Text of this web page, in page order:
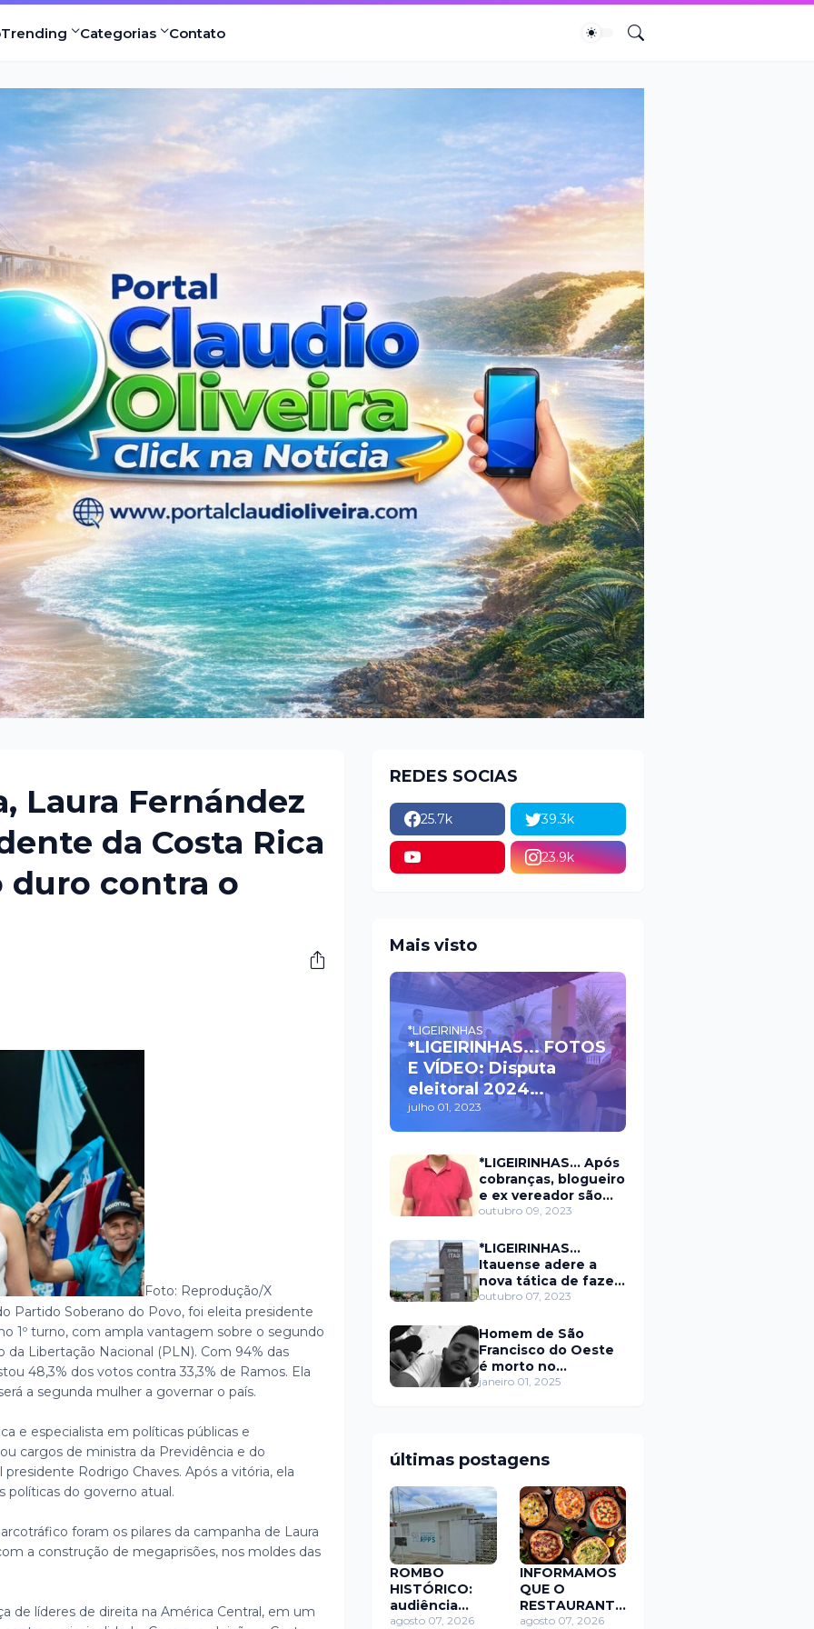
Trending Categorias Contato
Laura Fernández
da Costa Rica
duro contra o
Foto: Reprodução/X
Partido Soberano do Povo, foi eleita presidente
1º turno, com ampla vantagem sobre o segundo
da Libertação Nacional (PLN). Com 94% das
48,3% dos votos contra 33,3% de Ramos. Ela
a segunda mulher a governar o país.
e especialista em políticas públicas e
cargos de ministra da Previdência e do
Rodrigo Chaves. Após a vitória, ela
políticas do governo atual.
foram os pilares da campanha de Laura
a construção de megaprisões, nos moldes das
de líderes de direita na América Central, em um
REDES SOCIAS
25.7k 39.3k
23.9k
Mais visto
*LIGEIRINHAS
*LIGEIRINHAS... FOTOS
E VÍDEO: Disputa
eleitoral 2024
movimenta políticos
da oposição em Itaú na
escolha do candidato
a prefeito
julho 01, 2023
*LIGEIRINHAS... Após
cobranças, blogueiro
e ex vereador são
xingados pelo
prefeitura de Itaú
outubro 09, 2023
*LIGEIRINHAS...
Itauense adere a
nova tática de fazer
exame através de
outubro 07, 2023
Homem de São
Francisco do Oeste
é morto no
município de
janeiro 01, 2025
últimas postagens
ROMBO
HISTÓRICO:
audiência
pública expõe
agosto 07, 2026
INFORMAMOS
QUE O
RESTAURANTE
MARIA BONITA
agosto 07, 2026